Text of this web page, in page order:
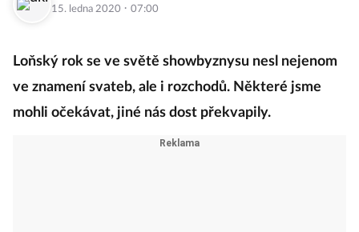
15. ledna 2020 · 07:00
Loňský rok se ve světě showbyznysu nesl nejenom
ve znamení svateb, ale i rozchodů. Některé jsme
mohli očekávat, jiné nás dost překvapily.